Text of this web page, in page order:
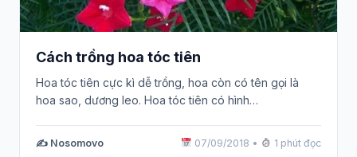
Cách trồng hoa tóc tiên
Hoa tóc tiên cực kì dễ trồng, hoa còn có tên gọi là
hoa sao, dương leo. Hoa tóc tiên có hình…
✍️ Nosomovo 07/09/2018 • 1 phút đọc